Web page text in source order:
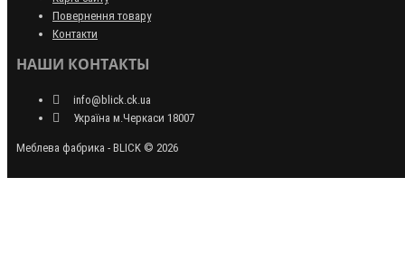
Повернення товару
Контакти
НАШИ КОНТАКТЫ
info@blick.ck.ua
Україна м.Черкаси 18007
Меблева фабрика - BLICK © 2026